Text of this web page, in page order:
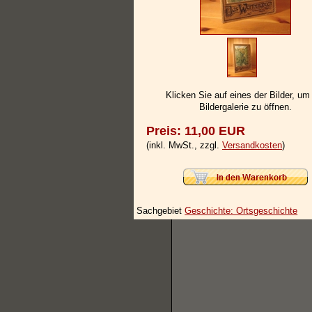
Klicken Sie auf eines der Bilder, um
Bildergalerie zu öffnen.
Preis: 11,00 EUR
(inkl. MwSt., zzgl. Versandkosten)
SachgebietGeschichte: Ortsgeschichte